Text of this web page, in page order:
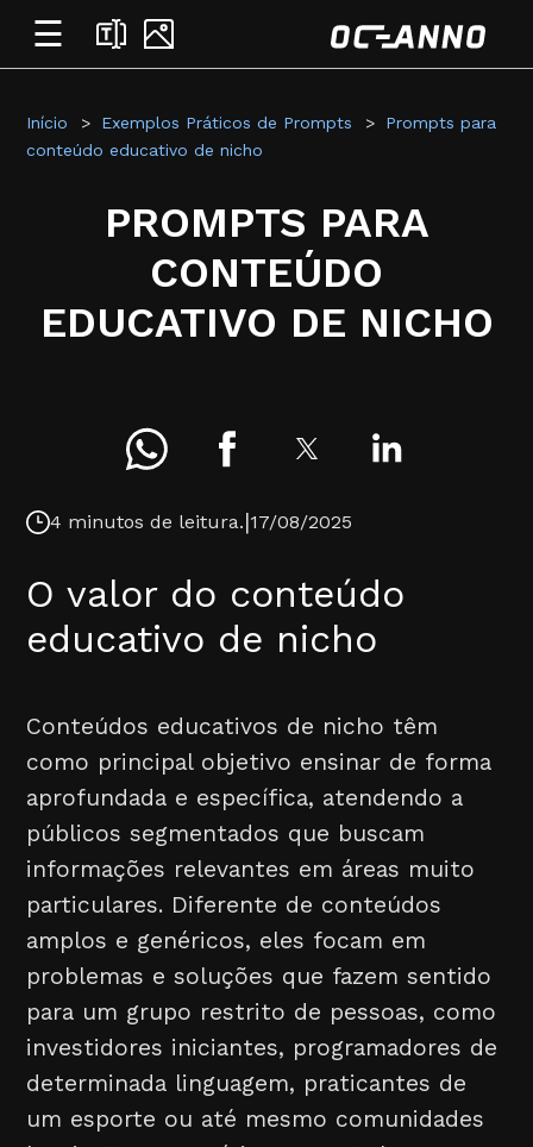
☰
Início Exemplos Práticos de Prompts
Prompts para
conteúdo educativo de nicho
PROMPTS PARA
CONTEÚDO
EDUCATIVO DE NICHO
4 minutos de leitura.|17/08/2025
O valor do conteúdo
educativo de nicho
Conteúdos educativos de nicho têm
como principal objetivo ensinar de forma
aprofundada e específica, atendendo a
públicos segmentados que buscam
informações relevantes em áreas muito
particulares. Diferente de conteúdos
amplos e genéricos, eles focam em
problemas e soluções que fazem sentido
para um grupo restrito de pessoas, como
investidores iniciantes, programadores de
determinada linguagem, praticantes de
um esporte ou até mesmo comunidades